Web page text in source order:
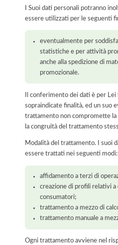
I Suoi dati personali potranno
essere utilizzati per le seguenti
eventualmente per
statistiche e per attività
anche alla spedizione di
promozionale.
Il conferimento dei dati è per
sopraindicate finalità, ed un suo
trattamento non compromette
la congruità del trattamento
Modalità del trattamento. I suoi
essere trattati nei seguenti modi:
affidamento a terzi di
creazione di profili relativi
consumatori;
trattamento a mezzo di
trattamento manuale a
Ogni trattamento avviene nel